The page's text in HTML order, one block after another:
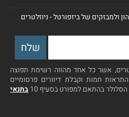
ולמבזקים של ביזפורטל - ניוזלטרים
אשר כל אחד מהווה רשימת תפוצה
חמות וקבלת דיוורים פרסומיים
בהתאם למפורט בסעיף 10
בתנאי